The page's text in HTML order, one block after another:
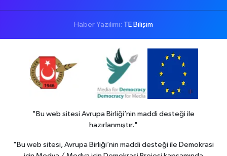
Haber Yazılımı: TE Bilişim
"Bu web sitesi Avrupa Birliği’nin maddi desteği ile
hazırlanmıştır."
"Bu web sitesi, Avrupa Birliği’nin maddi desteği ile Demokrasi